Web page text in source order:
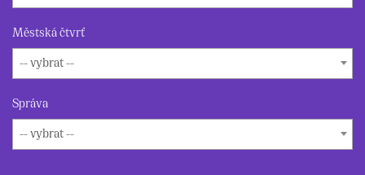
Městská čtvrť
-- vybrat --
Správa
-- vybrat --